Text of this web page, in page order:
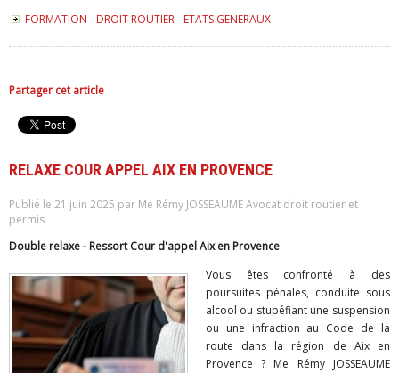
FORMATION - DROIT ROUTIER - ETATS GENERAUX
Partager cet article
RELAXE COUR APPEL AIX EN PROVENCE
Publié le 21 juin 2025 par Me Rémy JOSSEAUME Avocat droit routier et
permis
Double relaxe - Ressort Cour d'appel Aix en Provence
Vous êtes confronté à des
poursuites pénales, conduite sous
alcool ou stupéfiant une suspension
ou une infraction au Code de la
route dans la région de Aix en
Provence ? Me Rémy JOSSEAUME